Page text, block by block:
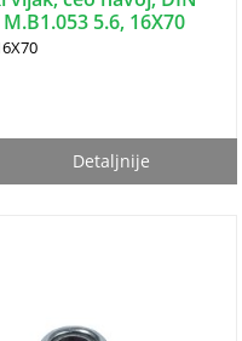
M.B1.053 5.6, 16X70
Detaljnije